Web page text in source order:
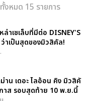
งหมด 15 รายการ
ล่าเซเล็บที่มีต่อ DISNEY'S
าเป็นสุดของมิวสิคัล!
น เดอะ ไลอ้อน คิง มิวสิคั
าส รอบสุดท้าย 10 พ.ย.นี้